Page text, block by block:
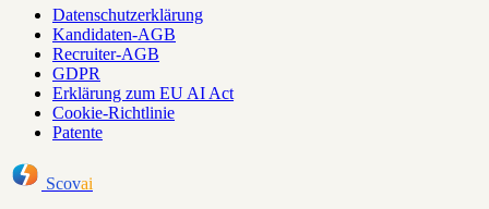
Datenschutzerklärung
Kandidaten-AGB
Recruiter-AGB
GDPR
Erklärung zum EU AI Act
Cookie-Richtlinie
Patente
Scovai